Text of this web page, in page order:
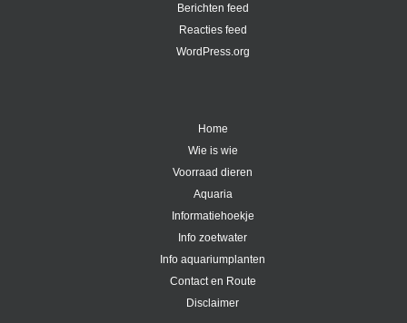
Berichten feed
Reacties feed
WordPress.org
Home
Wie is wie
Voorraad dieren
Aquaria
Informatiehoekje
Info zoetwater
Info aquariumplanten
Contact en Route
Disclaimer